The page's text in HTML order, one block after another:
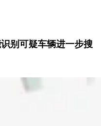
别可疑车辆进一步搜